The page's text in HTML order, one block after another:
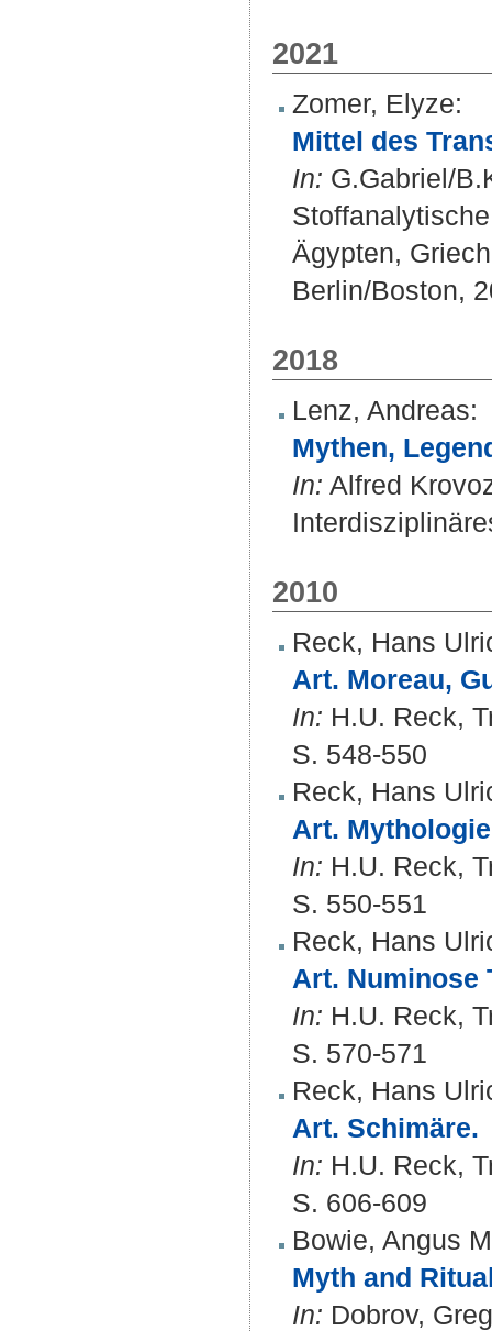
2021
Zomer, Elyze:
Mittel des
In: G.Gabriel/
Ägypten,
Berlin/Boston,
2018
Lenz, Andreas:
Mythen,
In: Alfred
2010
Reck, Hans
Art. Moreau,
In: H.U. Reck,
S. 548-550
Reck, Hans
Art.
In: H.U. Reck,
S. 550-551
Reck, Hans
Art. Numinose
In: H.U. Reck,
S. 570-571
Reck, Hans
Art. Schimäre.
In: H.U. Reck,
S. 606-609
Bowie, Angus
Myth and
In: Dobrov,